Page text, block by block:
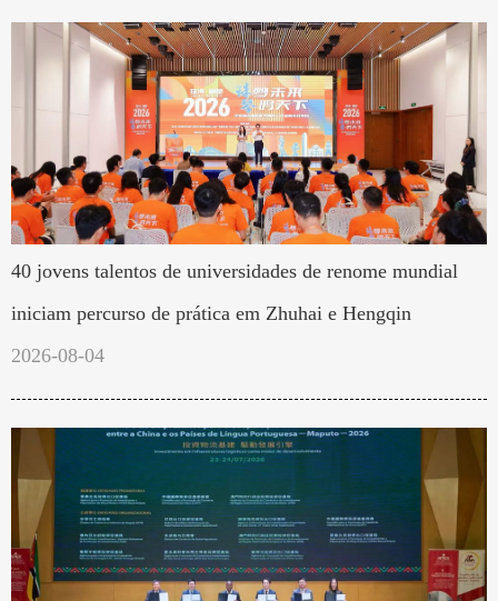
40 jovens talentos de universidades de renome mundial
iniciam percurso de prática em Zhuhai e Hengqin
2026-08-04